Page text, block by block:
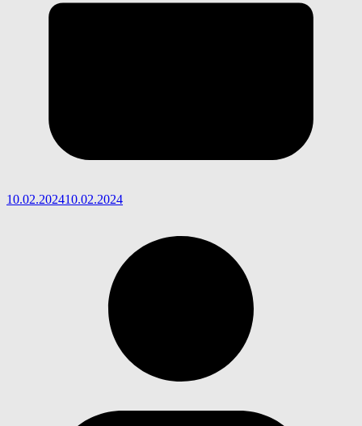
10.02.202410.02.2024